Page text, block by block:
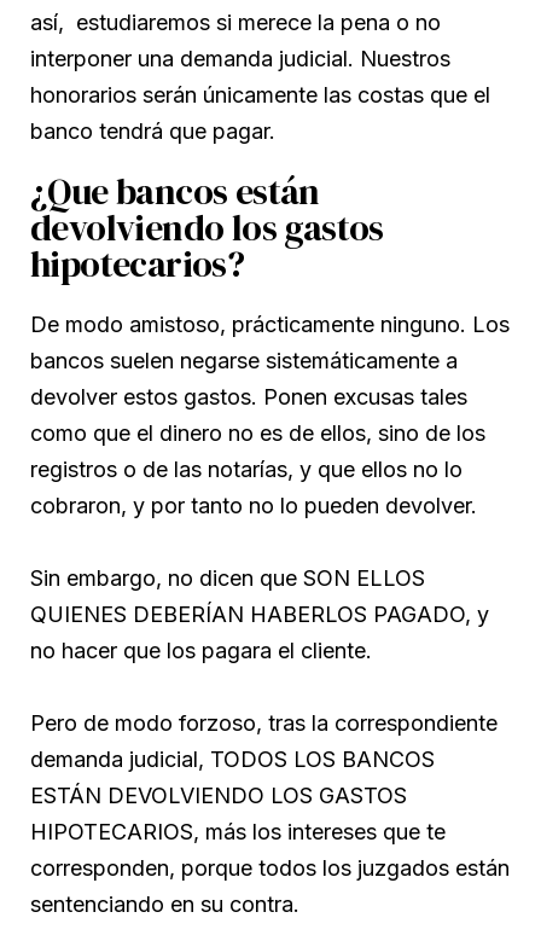
así, estudiaremos si merece la pena o no
interponer una demanda judicial. Nuestros
honorarios serán únicamente las costas que el
banco tendrá que pagar.
¿Que bancos están
devolviendo los gastos
hipotecarios?
De modo amistoso, prácticamente ninguno. Los
bancos suelen negarse sistemáticamente a
devolver estos gastos. Ponen excusas tales
como que el dinero no es de ellos, sino de los
registros o de las notarías, y que ellos no lo
cobraron, y por tanto no lo pueden devolver.
Sin embargo, no dicen que SON ELLOS
QUIENES DEBERÍAN HABERLOS PAGADO, y
no hacer que los pagara el cliente.
Pero de modo forzoso, tras la correspondiente
demanda judicial, TODOS LOS BANCOS
ESTÁN DEVOLVIENDO LOS GASTOS
HIPOTECARIOS, más los intereses que te
corresponden, porque todos los juzgados están
sentenciando en su contra.